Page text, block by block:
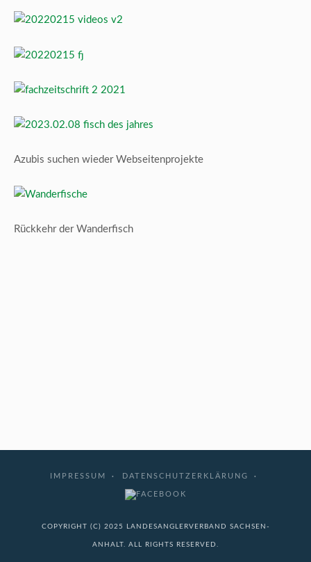
Azubis suchen wieder Webseitenprojekte
Rückkehr der Wanderfisch
IMPRESSUM DATENSCHUTZERKLÄRUNG
COPYRIGHT (C) 2025 LANDESANGLERVERBAND SACHSEN-
ANHALT. ALL RIGHTS RESERVED.